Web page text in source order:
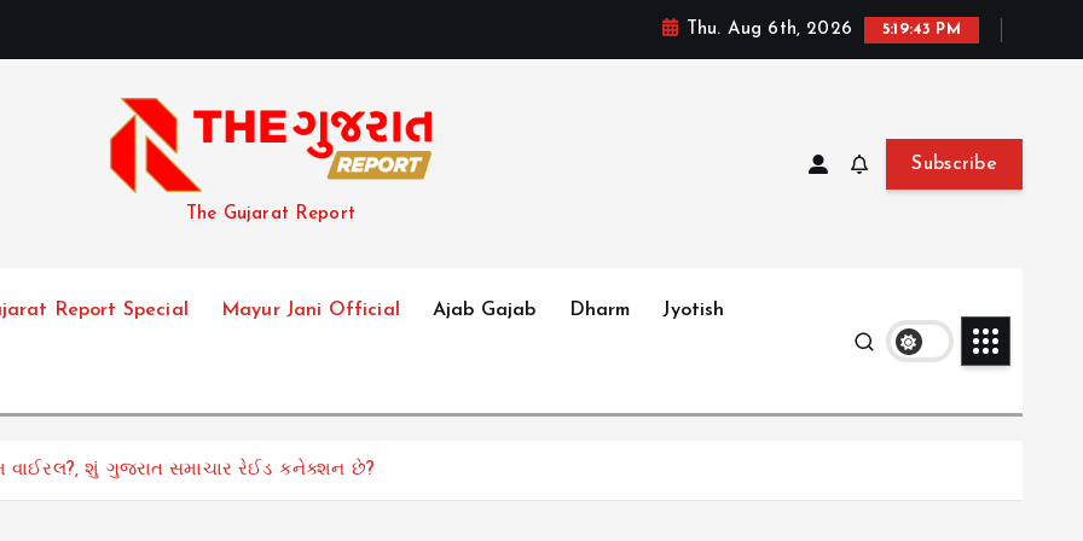
Thu. Aug 6th, 2026 5:19:45 PM
The Gujarat Report
Subscribe
Report Special Mayur Jani Official Ajab Gajab Dharm Jyotish
વાઈરલ?, શું ગુજરાત સમાચાર રેઈડ કનેક્શન છે?